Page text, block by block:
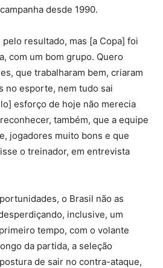
desde 1990.
resultado, mas [a Copa] foi
com um bom grupo. Quero
que trabalharam bem, criaram
no esporte, nem tudo sai
esforço de hoje não merecia
também, que a equipe
jogadores muito bons e que
o treinador, em entrevista
o Brasil não as
inclusive, um
tempo, com o volante
da partida, a seleção
de sair no contra-ataque,